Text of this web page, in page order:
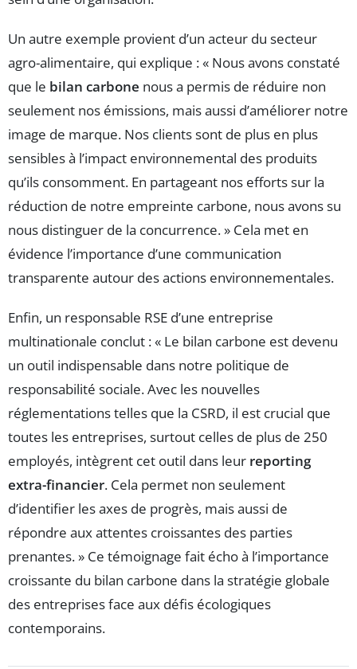
Un autre exemple provient d’un acteur du secteur
agro-alimentaire, qui explique : « Nous avons constaté
que le bilan carbone nous a permis de réduire non
seulement nos émissions, mais aussi d’améliorer notre
image de marque. Nos clients sont de plus en plus
sensibles à l’impact environnemental des produits
qu’ils consomment. En partageant nos efforts sur la
réduction de notre empreinte carbone, nous avons su
nous distinguer de la concurrence. » Cela met en
évidence l’importance d’une communication
transparente autour des actions environnementales.
Enfin, un responsable RSE d’une entreprise
multinationale conclut : « Le bilan carbone est devenu
un outil indispensable dans notre politique de
responsabilité sociale. Avec les nouvelles
réglementations telles que la CSRD, il est crucial que
toutes les entreprises, surtout celles de plus de 250
employés, intègrent cet outil dans leur reporting
extra-financier. Cela permet non seulement
d’identifier les axes de progrès, mais aussi de
répondre aux attentes croissantes des parties
prenantes. » Ce témoignage fait écho à l’importance
croissante du bilan carbone dans la stratégie globale
des entreprises face aux défis écologiques
contemporains.